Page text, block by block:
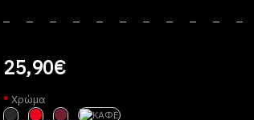
25,90€
Χρώμα